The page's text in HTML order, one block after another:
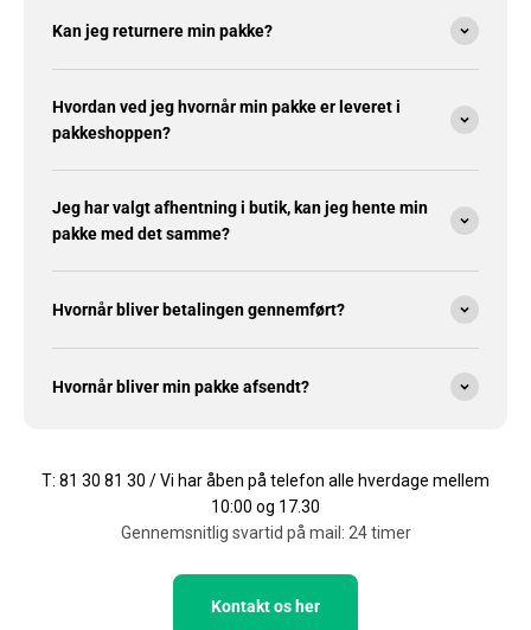
Kan jeg returnere min pakke?
Hvordan ved jeg hvornår min pakke er leveret i
pakkeshoppen?
Jeg har valgt afhentning i butik, kan jeg hente min
pakke med det samme?
Hvornår bliver betalingen gennemført?
Hvornår bliver min pakke afsendt?
T: 81 30 81 30 / Vi har åben på telefon alle hverdage mellem
10:00 og 17.30
Gennemsnitlig svartid på mail: 24 timer
Kontakt os her